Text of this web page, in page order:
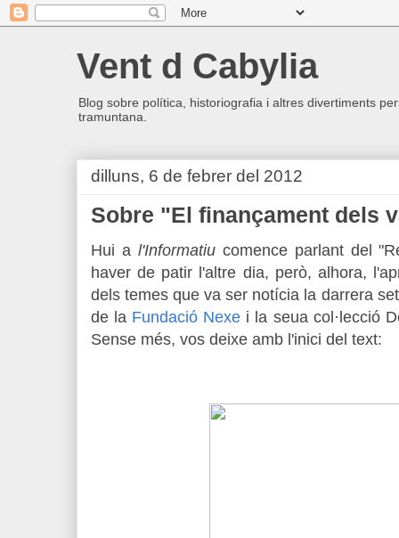
Vent d Cabylia
Blog sobre política, historiografia i altres divertiments
tramuntana.
dilluns, 6 de febrer del 2012
Sobre "El finançament dels
Hui a l'Informatiucomence parlant del
haver de patir l'altre dia, però, alhora,
dels temes que va ser notícia la darrera
de la Fundació Nexe i la seua col·lecció
Sense més, vos deixe amb l'inici del text: